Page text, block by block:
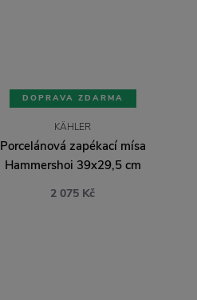
DOPRAVA ZDARMA
KÄHLER
Porcelánová zapékací mísa
Hammershoi 39x29,5 cm
2 075 Kč